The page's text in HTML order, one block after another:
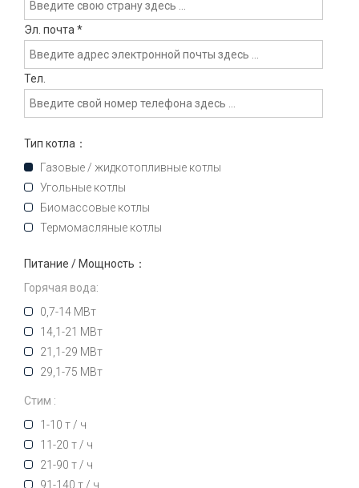
Эл. почта *
Тел.
Тип котла：
Газовые / жидкотопливные котлы
Угольные котлы
Биомассовые котлы
Термомасляные котлы
Питание / Мощность：
Горячая вода:
0,7-14 МВт
14,1-21 МВт
21,1-29 МВт
29,1-75 МВт
Стим :
1-10 т / ч
11-20 т / ч
21-90 т / ч
91-140 т / ч